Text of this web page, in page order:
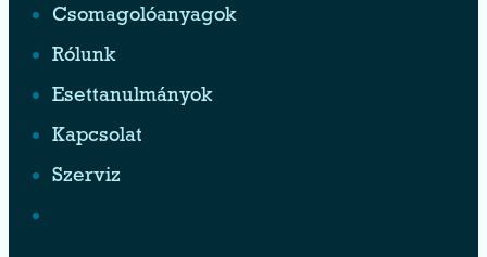
Csomagolóanyagok
Rólunk
Esettanulmányok
Kapcsolat
Szerviz